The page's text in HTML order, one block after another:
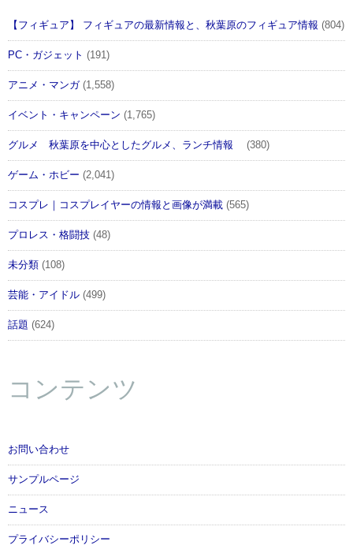
【フィギュア】 フィギュアの最新情報と、秋葉原のフィギュア情報 (804)
PC・ガジェット (191)
アニメ・マンガ(1,558)
イベント・キャンペーン (1,765)
グルメ 秋葉原を中心としたグルメ、ランチ情報 (380)
ゲーム・ホビー (2,041)
コスプレ｜コスプレイヤーの情報と画像が満載 (565)
プロレス・格闘技 (48)
未分類 (108)
芸能・アイドル (499)
話題 (624)
コンテンツ
お問い合わせ
サンプルページ
ニュース
プライバシーポリシー